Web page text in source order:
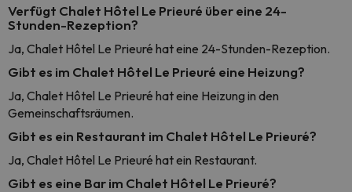
Verfügt Chalet Hôtel Le Prieuré über eine 24-
Stunden-Rezeption?
Ja, Chalet Hôtel Le Prieuré hat eine 24-Stunden-Rezeption.
Gibt es im Chalet Hôtel Le Prieuré eine Heizung?
Ja, Chalet Hôtel Le Prieuré hat eine Heizung in den
Gemeinschaftsräumen.
Gibt es ein Restaurant im Chalet Hôtel Le Prieuré?
Ja, Chalet Hôtel Le Prieuré hat ein Restaurant.
Gibt es eine Bar im Chalet Hôtel Le Prieuré?